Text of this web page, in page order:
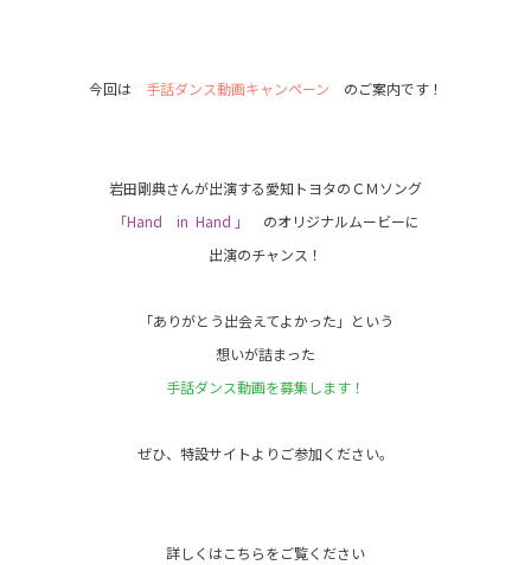
今回は 手話ダンス動画キャンペーン のご案内です！
岩田剛典さんが出演する愛知トヨタのＣＭソング
「Hand in Hand 」
のオリジナルムービーに
出演のチャンス！
「ありがとう出会えてよかった」という
想いが詰まった
手話ダンス動画を募集します！
ぜひ、特設サイトよりご参加ください。
詳しくはこちらをご覧ください